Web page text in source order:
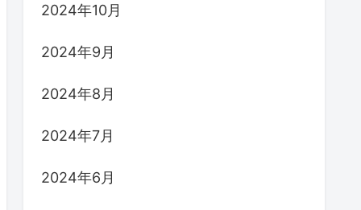
2024年10月
2024年9月
2024年8月
2024年7月
2024年6月